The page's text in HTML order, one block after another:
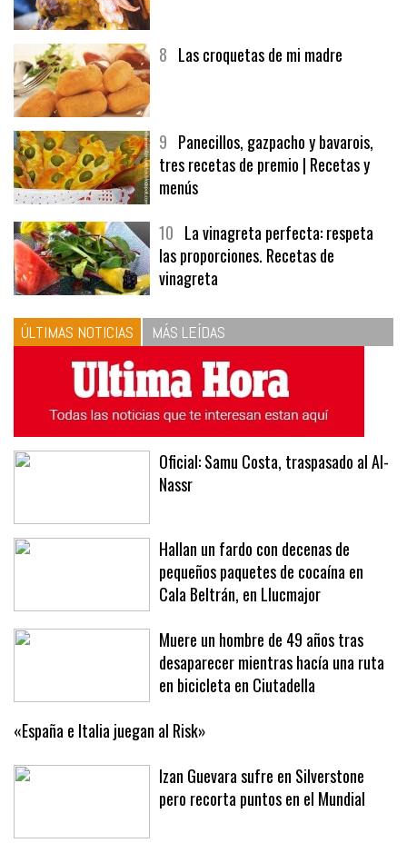
8 Las croquetas de mi madre
9 Panecillos, gazpacho y bavarois,
tres recetas de premio | Recetas y
menús
10 La vinagreta perfecta: respeta
las proporciones. Recetas de
vinagreta
ÚLTIMAS NOTICIAS MÁS LEÍDAS
Oficial: Samu Costa, traspasado al Al-
Nassr
Hallan un fardo con decenas de
pequeños paquetes de cocaína en
Cala Beltrán, en Llucmajor
Muere un hombre de 49 años tras
desaparecer mientras hacía una ruta
en bicicleta en Ciutadella
«España e Italia juegan al Risk»
Izan Guevara sufre en Silverstone
pero recorta puntos en el Mundial